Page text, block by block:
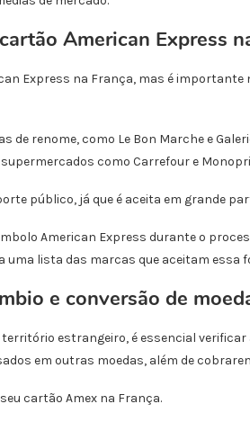
American Express
Express na França, mas é
de renome, como Le Bon Marche e
como Carrefour e
público, já que é aceita em grande
American Express durante o
lista das marcas que aceitam essa
e conversão de
estrangeiro, é essencial
em outras moedas, além de
cartão Amex na França.